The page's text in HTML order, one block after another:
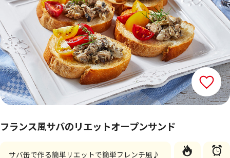
フランス風サバのリエットオープンサンド
サバ缶で作る簡単リエットで簡単フレンチ風♪